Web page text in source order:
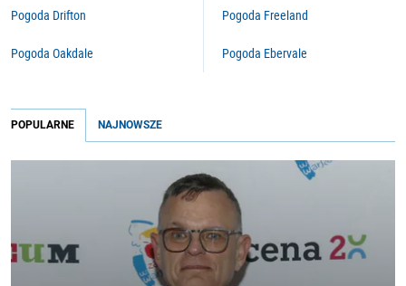
Pogoda Drifton
Pogoda Oakdale
Pogoda Freeland
Pogoda Ebervale
POPULARNE NAJNOWSZE